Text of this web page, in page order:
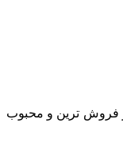
فروش ترین و محبوب